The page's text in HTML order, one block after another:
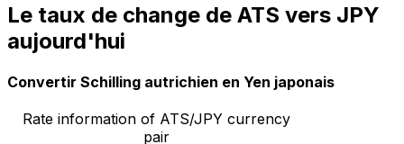
Le taux de change de ATS vers JPY
aujourd'hui
Convertir Schilling autrichien en Yen japonais
Rate information of ATS/JPY currency
pair